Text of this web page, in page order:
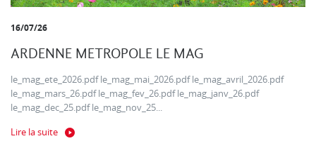
16/07/26
ARDENNE METROPOLE LE MAG
le_mag_ete_2026.pdf le_mag_mai_2026.pdf le_mag_avril_2026.pdf
le_mag_mars_26.pdf le_mag_fev_26.pdf le_mag_janv_26.pdf
le_mag_dec_25.pdf le_mag_nov_25...
Lire la suite